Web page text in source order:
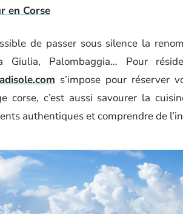
en Corse
de passer sous silence la
Giulia, Palombaggia… Pour
s’impose pour réserver
corse, c’est aussi savourer la
authentiques et comprendre de